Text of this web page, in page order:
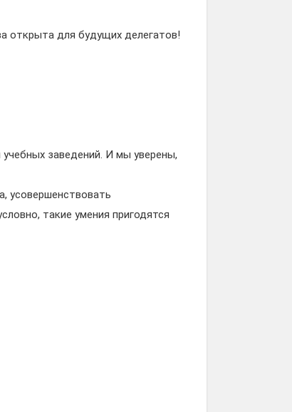
открыта для будущих делегатов!
заведений. И мы уверены,
усовершенствовать
такие умения пригодятся